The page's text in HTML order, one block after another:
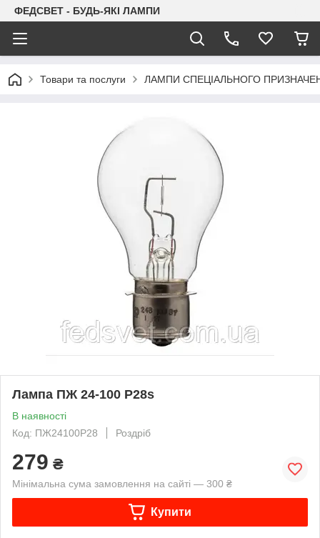
ФЕДСВЕТ - БУДЬ-ЯКІ ЛАМПИ
Товари та послуги ЛАМПИ СПЕЦІАЛЬНОГО
Лампа ПЖ 24-100 P28s
В наявності
Код: ПЖ24100Р28
Роздріб
279 ₴
Мінімальна сума замовлення на сайті — 300 ₴
Купити